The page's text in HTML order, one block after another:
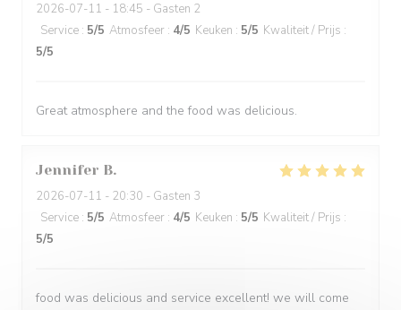
2026-07-11 - 18:45 - Gasten 2
Service : 5/5 Atmosfeer : 4/5 Keuken : 5/5 Kwaliteit / Prijs :
5/5
Great atmosphere and the food was delicious.
Jennifer B
2026-07-11 - 20:30 - Gasten 3
Service : 5/5 Atmosfeer : 4/5 Keuken : 5/5 Kwaliteit / Prijs :
5/5
food was delicious and service excellent! we will come